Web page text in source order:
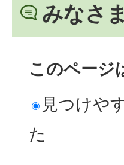
みなさ
このページ
見つけや
た